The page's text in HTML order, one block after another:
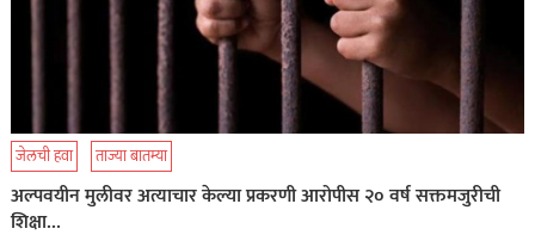
जेलची हवा ताज्या बातम्या
अल्पवयीन मुलीवर अत्याचार केल्या प्रकरणी आरोपीस २० वर्ष सक्तमजुरीची
शिक्षा…